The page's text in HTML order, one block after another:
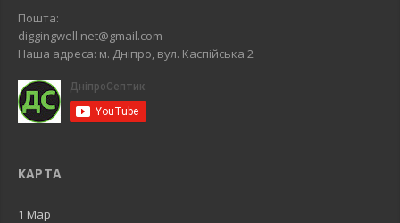
Пошта:
diggingwell.net@gmail.com
Наша адреса: м. Дніпро, вул. Каспійська 2
КАРТА
1 Map